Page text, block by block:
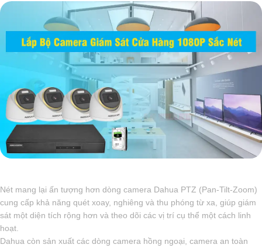
Nét mang lại ấn tượng hơn dòng camera Dahua PTZ (Pan-Tilt-Zoom)
cung cấp khả năng quét xoay, nghiêng và thu phóng từ xa, giúp giám
sát một diện tích rộng hơn và theo dõi các vị trí cụ thể một cách linh
hoạt.
Dahua còn sản xuất các dòng camera hồng ngoại, camera an toàn